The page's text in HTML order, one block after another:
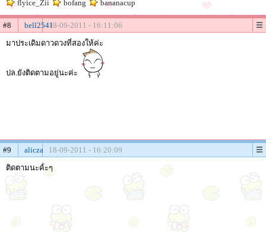
flyice_Zii bofang bananacup
#8 bell254118-09-2011 - 16:11:06
มาประเดิมดาวดวงที่สองให้ค่ะ
ปล.ยังติดตามอยู่นะค่ะ
#9 alicza
18-09-2011 - 16:20:09
ติดตามนะค้่ะๆ